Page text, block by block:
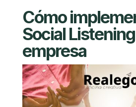
Cómo
Social
empresa